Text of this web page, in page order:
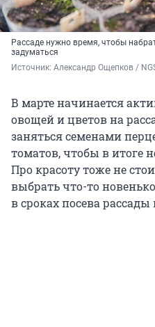
Рассаде нужно время, чтобы
задуматься
Источник: Александр Ощепков /
В марте начинается
овощей и цветов на
заняться семенами
томатов, чтобы в итоге
Про красоту тоже не
выбрать что-то
в сроках посева рассады